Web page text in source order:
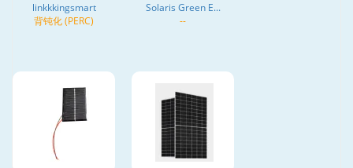
linkkkingsmart
背钝化 (PERC)
Solaris Green E...
--